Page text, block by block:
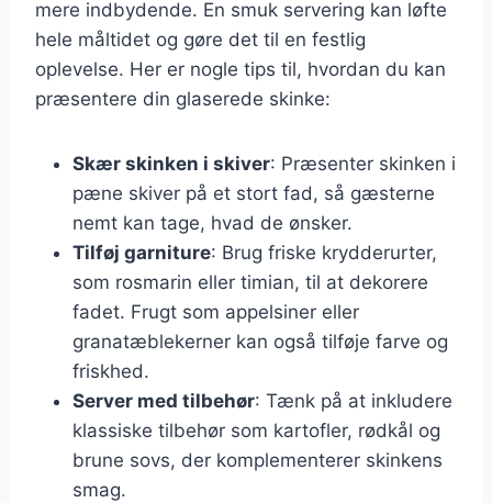
mere indbydende. En smuk servering kan løfte
hele måltidet og gøre det til en festlig
oplevelse. Her er nogle tips til, hvordan du kan
præsentere din glaserede skinke:
Skær skinken i skiver: Præsenter skinken i
pæne skiver på et stort fad, så gæsterne
nemt kan tage, hvad de ønsker.
Tilføj garniture: Brug friske krydderurter,
som rosmarin eller timian, til at dekorere
fadet. Frugt som appelsiner eller
granatæblekerner kan også tilføje farve og
friskhed.
Server med tilbehør: Tænk på at inkludere
klassiske tilbehør som kartofler, rødkål og
brune sovs, der komplementerer skinkens
smag.